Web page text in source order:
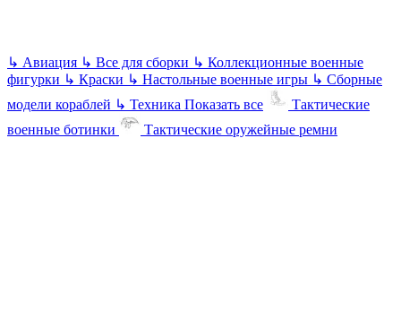
↳ Авиация ↳ Все для сборки ↳ Коллекционные военные
фигурки ↳ Краски ↳ Настольные военные игры ↳ Сборные
модели кораблей ↳ Техника Показать все
Тактические
военные ботинки
Тактические оружейные ремни